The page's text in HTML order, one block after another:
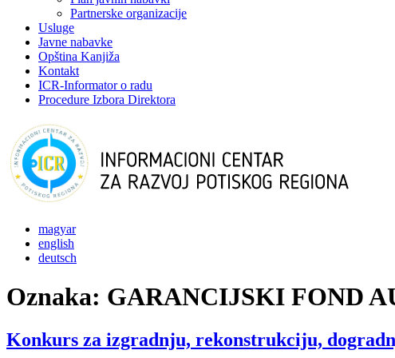
Partnerske organizacije
Usluge
Javne nabavke
Opština Kanjiža
Kontakt
ICR-Informator o radu
Procedure Izbora Direktora
magyar
english
deutsch
Oznaka: GARANCIJSKI FOND
Konkurs za izgradnju, rekonstrukciju,